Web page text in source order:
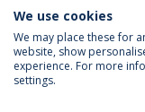
Política de
We use cookies
We may place these for
website, show
experience. For more
settings.